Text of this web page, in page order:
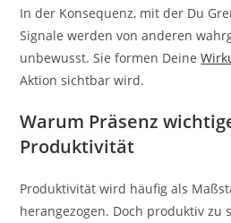
In der Konsequenz, mit der Du
Signale werden von anderen
unbewusst. Sie formen Deine
Aktion sichtbar wird.
Warum Präsenz
Produktivität
Produktivität wird häufig als
herangezogen. Doch produktiv zu